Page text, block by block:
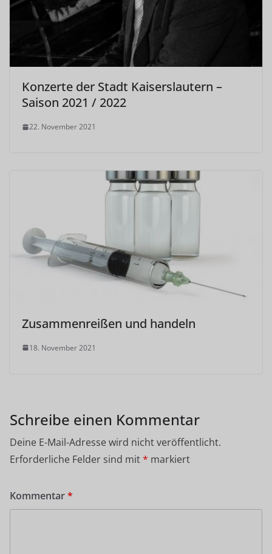
Konzerte der Stadt Kaiserslautern –
Saison 2021 / 2022
22. November 2021
Zusammenreißen und handeln
18. November 2021
Schreibe einen Kommentar
Deine E-Mail-Adresse wird nicht veröffentlicht.
Erforderliche Felder sind mit* markiert
Kommentar*